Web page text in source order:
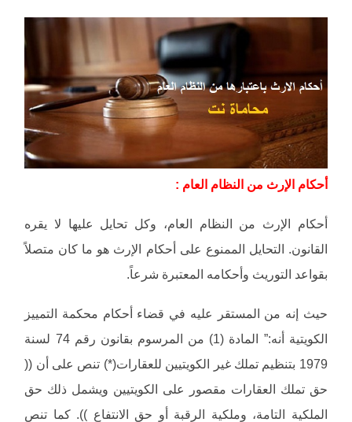
أحكام الإرث من النظام العام :
أحكام الإرث من النظام العام، وكل تحايل عليها لا يقره
القانون. التحايل الممنوع على أحكام الإرث هو ما كان متصلاً
بقواعد التوريث وأحكامه المعتبرة شرعاً.
حيث إنه من المستقر عليه في قضاء أحكام محكمة التمييز
الكويتية أنه:” المادة (1) من المرسوم بقانون رقم 74 لسنة
1979 بتنظيم تملك غير الكويتيين للعقارات(*) تنص على أن ((
حق تملك العقارات مقصور على الكويتيين ويشمل ذلك حق
الملكية التامة، وملكية الرقبة أو حق الانتفاع )). كما تنص